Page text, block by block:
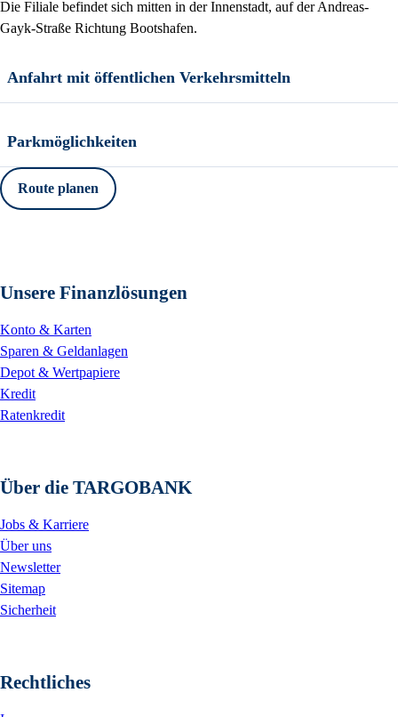
Die Filiale befindet sich mitten in der Innenstadt, auf der Andreas-
Gayk-Straße Richtung Bootshafen.
Anfahrt mit öffentlichen Verkehrsmitteln
Parkmöglichkeiten
Route planen
Unsere Finanzlösungen
Konto & Karten
Sparen & Geldanlagen
Depot & Wertpapiere
Kredit
Ratenkredit
Über die TARGOBANK
Jobs & Karriere
Über uns
Newsletter
Sitemap
Sicherheit
Rechtliches